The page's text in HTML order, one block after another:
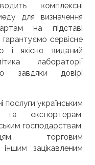
комплексні
для визначення
на підставі
сервісне
і якісно виданий
лабораторії
завдяки довірі
українським
та експортерам,
господарствам,
торговим
зацікавленим